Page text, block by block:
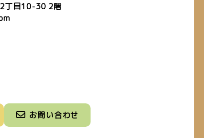
目10-30 2階
お問い合わせ